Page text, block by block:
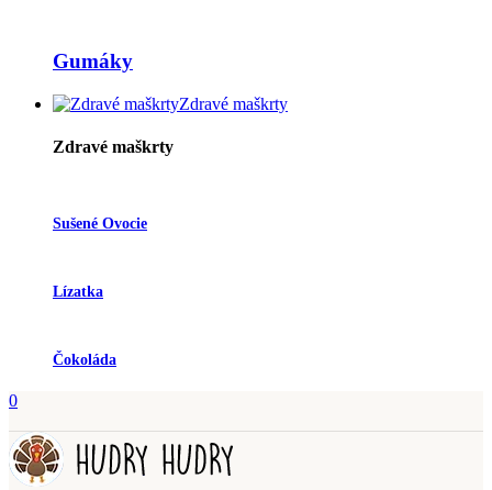
Gumáky
Zdravé maškrty
Zdravé maškrty
Sušené Ovocie
Lízatka
Čokoláda
0